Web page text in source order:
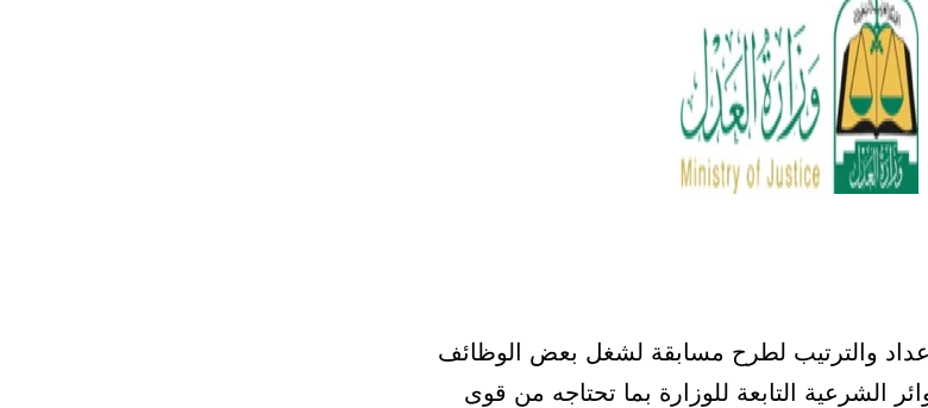
والترتيب لطرح مسابقة لشغل بعض الوظائف
الشرعية التابعة للوزارة بما تحتاجه من قوى